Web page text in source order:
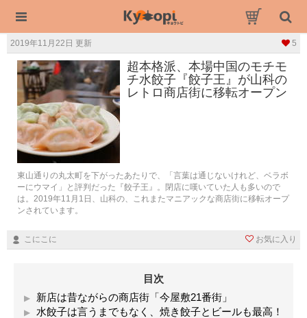
2019年11月22日 更新 5
超本格派、本場中国のモチモ
チ水餃子『餃子王』が山科の
レトロ商店街に移転オープン
東山通りの丸太町を下がったあたりで、「言葉は通じないけれど、ベラボ
ーにウマイ」と評判だった『餃子王』。閉店に嘆いていた人も多いので
は。2019年11月1日、山科の、これまたマニアックな商店街に移転オープ
ンされています。
こにこに お気に入り
目次
新店は昔ながらの商店街「今屋敷21番街」
水餃子は言うまでもなく、焼き餃子とビールも最高！